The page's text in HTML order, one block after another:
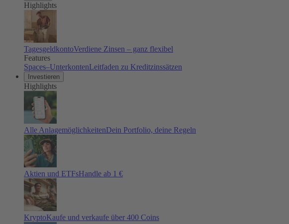
Highlights
TagesgeldkontoVerdiene Zinsen – ganz flexibel
Features
Spaces–UnterkontenLeitfaden zu Kreditzinssätzen
Investieren
Highlights
Alle AnlagemöglichkeitenDein Portfolio, deine Regeln
Aktien und ETFsHandle ab 1 €
KryptoKaufe und verkaufe über 400 Coins